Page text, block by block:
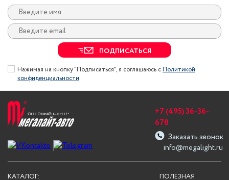
ПОДПИСАТЬСЯ
Нажимая на кнопку "Подписаться", я соглашаюсь сПолитикой
конфиденциальности
info@megalight.ru
+7 (495) 36-36-
678
Заказать звонок
ПОЛЕЗНАЯ
КАТАЛОГ: